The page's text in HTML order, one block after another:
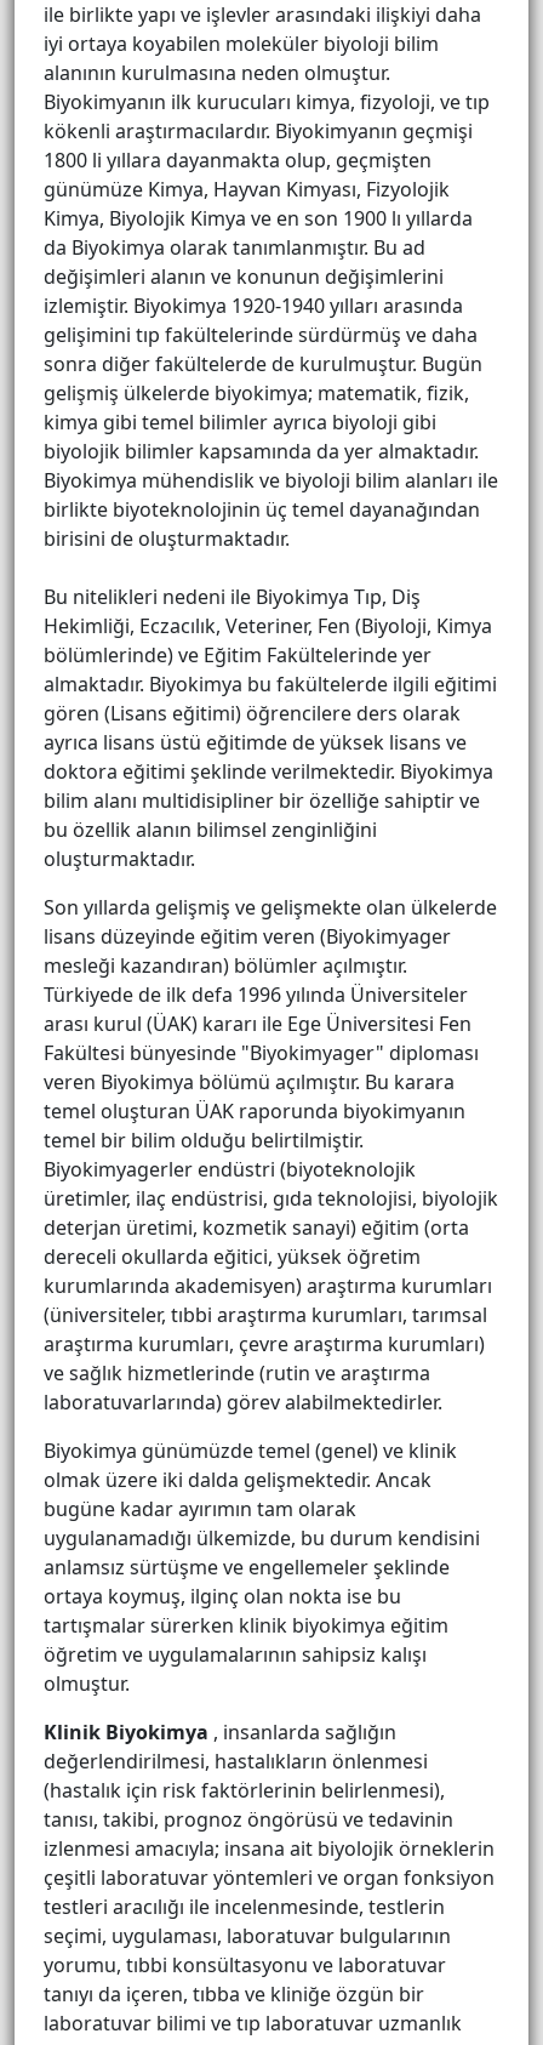
ile birlikte yapı ve işlevler arasındaki ilişkiyi daha
iyi ortaya koyabilen moleküler biyoloji bilim
alanının kurulmasına neden olmuştur.
Biyokimyanın ilk kurucuları kimya, fizyoloji, ve tıp
kökenli araştırmacılardır. Biyokimyanın geçmişi
1800 li yıllara dayanmakta olup, geçmişten
günümüze Kimya, Hayvan Kimyası, Fizyolojik
Kimya, Biyolojik Kimya ve en son 1900 lı yıllarda
da Biyokimya olarak tanımlanmıştır. Bu ad
değişimleri alanın ve konunun değişimlerini
izlemiştir. Biyokimya 1920-1940 yılları arasında
gelişimini tıp fakültelerinde sürdürmüş ve daha
sonra diğer fakültelerde de kurulmuştur. Bugün
gelişmiş ülkelerde biyokimya; matematik, fizik,
kimya gibi temel bilimler ayrıca biyoloji gibi
biyolojik bilimler kapsamında da yer almaktadır.
Biyokimya mühendislik ve biyoloji bilim alanları ile
birlikte biyoteknolojinin üç temel dayanağından
birisini de oluşturmaktadır.
Bu nitelikleri nedeni ile Biyokimya Tıp, Diş
Hekimliği, Eczacılık, Veteriner, Fen (Biyoloji, Kimya
bölümlerinde) ve Eğitim Fakültelerinde yer
almaktadır. Biyokimya bu fakültelerde ilgili eğitimi
gören (Lisans eğitimi) öğrencilere ders olarak
ayrıca lisans üstü eğitimde de yüksek lisans ve
doktora eğitimi şeklinde verilmektedir. Biyokimya
bilim alanı multidisipliner bir özelliğe sahiptir ve
bu özellik alanın bilimsel zenginliğini
oluşturmaktadır.
Son yıllarda gelişmiş ve gelişmekte olan ülkelerde
lisans düzeyinde eğitim veren (Biyokimyager
mesleği kazandıran) bölümler açılmıştır.
Türkiyede de ilk defa 1996 yılında Üniversiteler
arası kurul (ÜAK) kararı ile Ege Üniversitesi Fen
Fakültesi bünyesinde "Biyokimyager" diploması
veren Biyokimya bölümü açılmıştır. Bu karara
temel oluşturan ÜAK raporunda biyokimyanın
temel bir bilim olduğu belirtilmiştir.
Biyokimyagerler endüstri (biyoteknolojik
üretimler, ilaç endüstrisi, gıda teknolojisi, biyolojik
deterjan üretimi, kozmetik sanayi) eğitim (orta
dereceli okullarda eğitici, yüksek öğretim
kurumlarında akademisyen) araştırma kurumları
(üniversiteler, tıbbi araştırma kurumları, tarımsal
araştırma kurumları, çevre araştırma kurumları)
ve sağlık hizmetlerinde (rutin ve araştırma
laboratuvarlarında) görev alabilmektedirler.
Biyokimya günümüzde temel (genel) ve klinik
olmak üzere iki dalda gelişmektedir. Ancak
bugüne kadar ayırımın tam olarak
uygulanamadığı ülkemizde, bu durum kendisini
anlamsız sürtüşme ve engellemeler şeklinde
ortaya koymuş, ilginç olan nokta ise bu
tartışmalar sürerken klinik biyokimya eğitim
öğretim ve uygulamalarının sahipsiz kalışı
olmuştur.
Klinik Biyokimya , insanlarda sağlığın
değerlendirilmesi, hastalıkların önlenmesi
(hastalık için risk faktörlerinin belirlenmesi),
tanısı, takibi, prognoz öngörüsü ve tedavinin
izlenmesi amacıyla; insana ait biyolojik örneklerin
çeşitli laboratuvar yöntemleri ve organ fonksiyon
testleri aracılığı ile incelenmesinde, testlerin
seçimi, uygulaması, laboratuvar bulgularının
yorumu, tıbbi konsültasyonu ve laboratuvar
tanıyı da içeren, tıbba ve kliniğe özgün bir
laboratuvar bilimi ve tıp laboratuvar uzmanlık